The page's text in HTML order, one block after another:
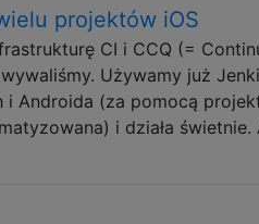
projektów iOS
CI i CCQ (=
Używamy już
Androida (za pomocą
i działa świetnie.